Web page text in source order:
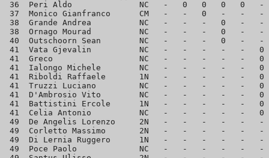
36  Peri Aldo              NC   -   0   0   0   0
37  Monico Gianfranco      CM   -   -   0   -
38  Grande Andrea          NC   -   -   -   0
38  Ornago Mourad          NC   -   -   -   0
40  Outschoorn Sean        NC   -   -   -   0
41  Vata Gjevalin          NC   -   -   -   -
41  Greco                  NC   -   -   -   -   -
41  Ialongo Michele        NC   -   -   -   -
41  Riboldi Raffaele       1N   -   -   -   -
41  Truzzi Luciano         NC   -   -   -   -
41  D'Ambrosio Vito        NC   -   -   -   -
41  Battistini Ercole      1N   -   -   -   -   -
41  Celia Antonio          NC   -   -   -   -
49  De Angelis Lorenzo     2N   -   -   -   -
49  Corletto Massimo       2N   -   -   -   -
49  Di Lernia Ruggero      1N   -   -   -   -
49  Poce Paolo             NC   -   -   -   -